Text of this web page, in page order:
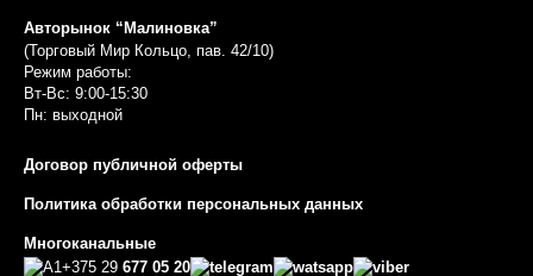
Авторынок “Малиновка”
(Торговый Мир Кольцо, пав. 42/10)
Режим работы:
Вт-Вс: 9:00-15:30
Пн: выходной
Договор публичной оферты
Политика обработки персональных данных
Многоканальные
+375 29 677 05 20